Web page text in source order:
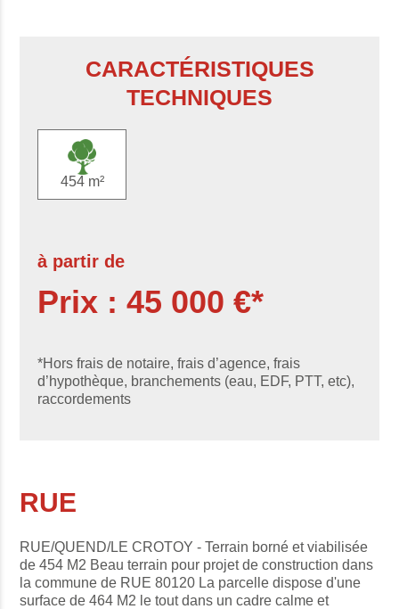
RUE
RUE/QUEND/LE CROTOY - Terrain borné et viabilisée
de 454 M2 Beau terrain pour projet de construction dans
la commune de RUE 80120 La parcelle dispose d'une
surface de 464 M2 le tout dans un cadre calme et
CARACTÉRISTIQUES
TECHNIQUES
454 m²
à partir de
Prix : 45 000 €*
*Hors frais de notaire, frais d’agence, frais
d’hypothèque, branchements (eau, EDF, PTT, etc),
raccordements